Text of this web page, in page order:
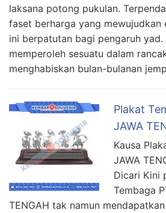
laksana potong pukulan.
faset berharga yang
ini berpatutan bagi pengaruh yad.
memperoleh sesuatu dalam
menghabiskan bulan-bulanan
Plakat
JAWA
Kausa
JAWA
Dicari Kini
Tembaga
TENGAH tak namun